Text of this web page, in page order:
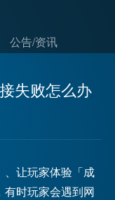
公告/资讯
失败怎么办
、让玩家体验「成
时玩家会遇到网